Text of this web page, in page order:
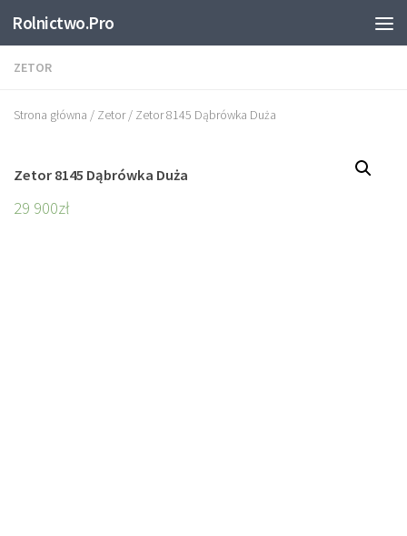
Skip to content
Rolnictwo.Pro
ZETOR
Strona główna / Zetor/ Zetor 8145 Dąbrówka Duża
Zetor 8145 Dąbrówka Duża
29 900zł